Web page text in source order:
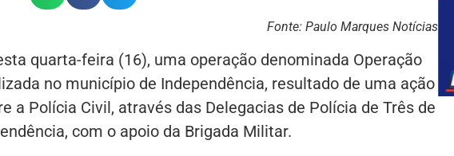
Fonte: Paulo Marques Notícias
quarta-feira (16), uma operação denominada Operação
no município de Independência, resultado de uma ação
a Polícia Civil, através das Delegacias de Polícia de Três de
com o apoio da Brigada Militar.